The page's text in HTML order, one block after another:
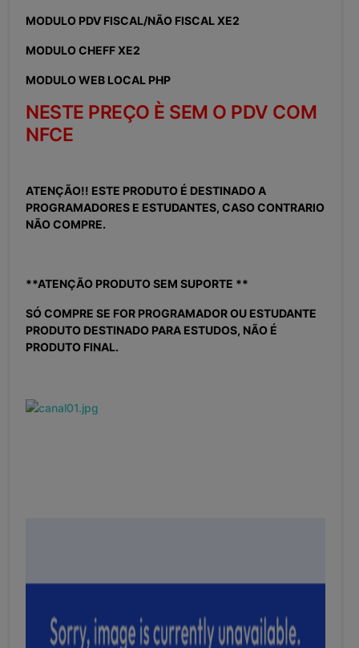
MODULO PDV FISCAL/NÃO FISCAL XE2
MODULO CHEFF XE2
MODULO WEB LOCAL PHP
NESTE PREÇO È SEM O PDV COM
NFCE
ATENÇÃO!! ESTE PRODUTO É DESTINADO A
PROGRAMADORES E ESTUDANTES, CASO CONTRARIO
NÃO COMPRE.
**ATENÇÃO PRODUTO SEM SUPORTE **
SÓ COMPRE SE FOR PROGRAMADOR OU ESTUDANTE
PRODUTO DESTINADO PARA ESTUDOS, NÃO É
PRODUTO FINAL.